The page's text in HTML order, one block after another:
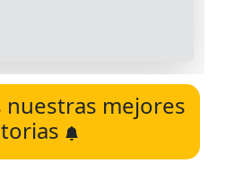
nuestras mejores